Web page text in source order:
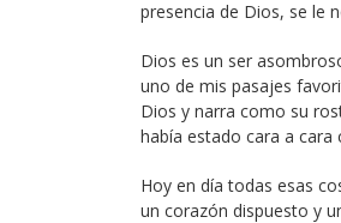
presencia de Dios, se le
Dios es un ser
uno de mis pasajes
Dios y narra como su
había estado cara a cara
Hoy en día todas esas
un corazón dispuesto y